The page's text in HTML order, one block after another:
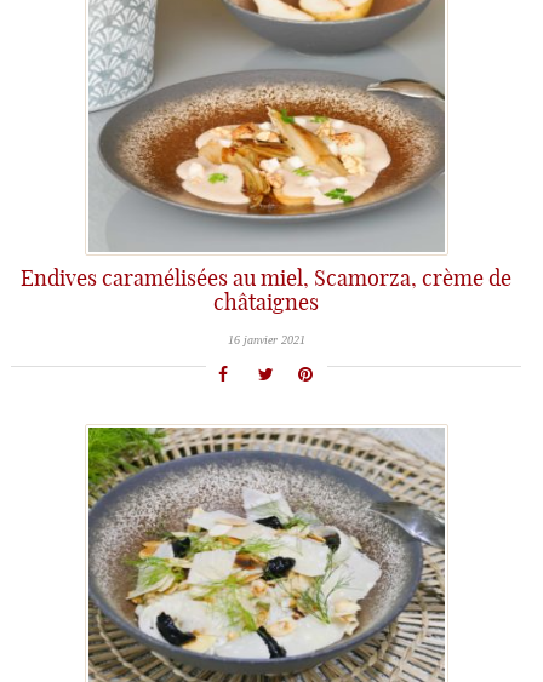
Endives caramélisées au miel, Scamorza, crème de
châtaignes
16 janvier 2021